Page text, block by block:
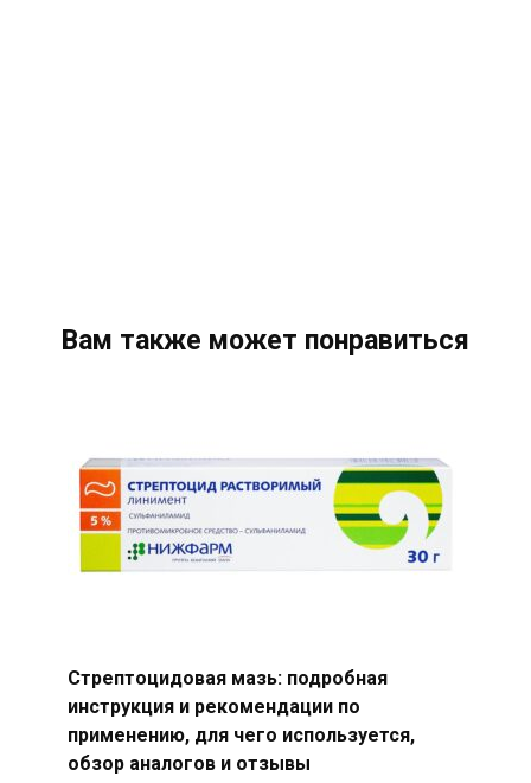
Вам также может понравиться
Стрептоцидовая мазь: подробная
инструкция и рекомендации по
применению, для чего используется,
обзор аналогов и отзывы